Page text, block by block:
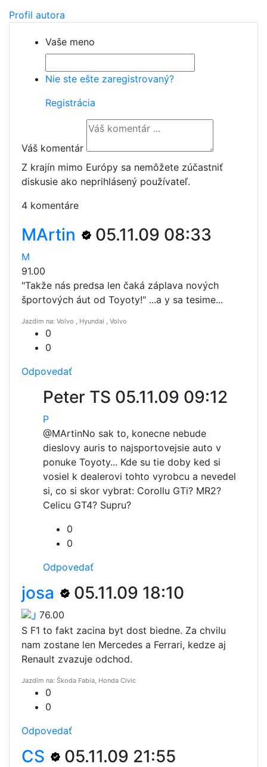
Profil autora
Vaše meno
Nie ste ešte zaregistrovaný?
Registrácia
Váš komentár
Z krajín mimo Európy sa nemôžete zúčastniť
diskusie ako neprihlásený používateľ.
4 komentáre
MArtin 05.11.09 08:33
M
91.00
"Takže nás predsa len čaká záplava nových
športových áut od Toyoty!" ...a y sa tesime...
Jazdím na: Volvo , Hyundai , Volvo
0
0
Odpovedať
Peter TS 05.11.09 09:12
P
@MArtinNo sak to, konecne nebude
dieslovy auris to najsportovejsie auto v
ponuke Toyoty... Kde su tie doby ked si
vosiel k dealerovi tohto vyrobcu a nevedel
si, co si skor vybrat: Corollu GTi? MR2?
Celicu GT4? Supru?
0
0
Odpovedať
josa 05.11.09 18:10
76.00
S F1 to fakt zacina byt dost biedne. Za chvilu
nam zostane len Mercedes a Ferrari, kedze aj
Renault zvazuje odchod.
Jazdím na: Škoda Fabia, Honda Civic
0
0
Odpovedať
CS 05.11.09 21:55